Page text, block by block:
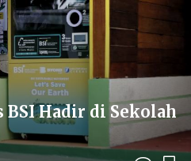
BSI Hadir di Sekolah